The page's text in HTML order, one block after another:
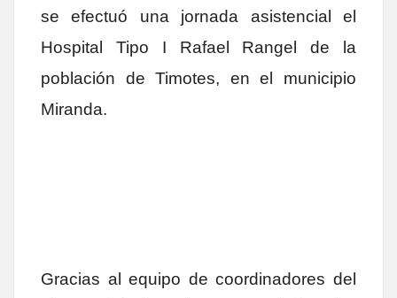
se efectuó una jornada asistencial el
Hospital Tipo I Rafael Rangel de la
población de Timotes, en el municipio
Miranda.
Gracias al equipo de coordinadores del